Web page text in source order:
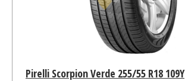
Pirelli Scorpion Verde 255/55 R18 109Y